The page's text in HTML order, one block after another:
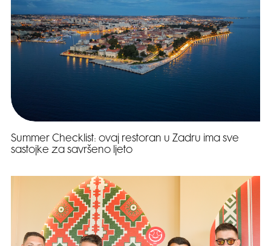
Summer Checklist: ovaj restoran u Zadru ima sve
sastojke za savršeno ljeto